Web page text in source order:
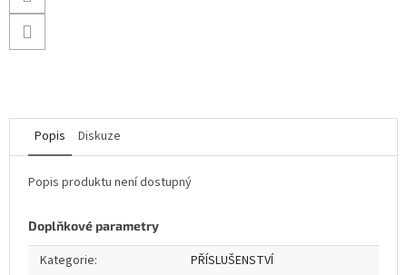
Popis Diskuze
Popis produktu není dostupný
Doplňkové parametry
Kategorie:
PŘÍSLUŠENSTVÍ